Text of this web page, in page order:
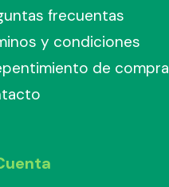
frecuentas
y condiciones
de compra